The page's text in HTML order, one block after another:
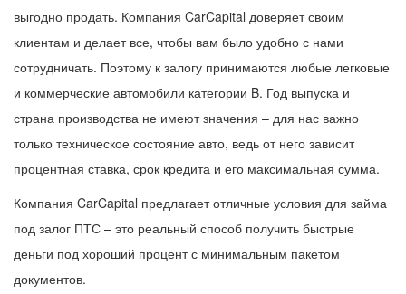
выгодно продать. Компания CarCapital доверяет своим
клиентам и делает все, чтобы вам было удобно с нами
сотрудничать. Поэтому к залогу принимаются любые легковые
и коммерческие автомобили категории B. Год выпуска и
страна производства не имеют значения – для нас важно
только техническое состояние авто, ведь от него зависит
процентная ставка, срок кредита и его максимальная сумма.
Компания CarCapital предлагает отличные условия для займа
под залог ПТС – это реальный способ получить быстрые
деньги под хороший процент с минимальным пакетом
документов.